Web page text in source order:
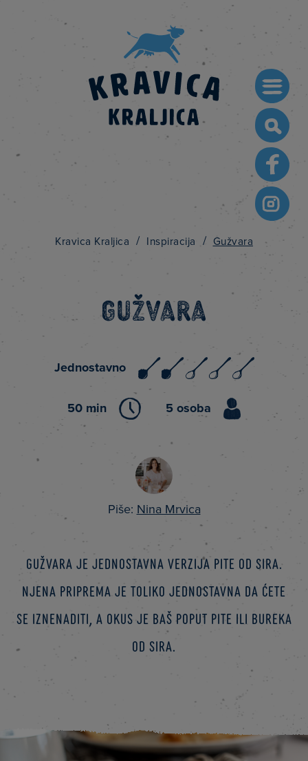
for:
Kravica Kraljica / Inspiracija / Gužvara
Gužvara
Jednostavno
50 min 5 osoba
Piše: Nina Mrvica
Gužvara je jednostavna verzija pite od sira.
Njena priprema je toliko jednostavna da ćete
se iznenaditi, a okus je baš poput pite ili bureka
od sira.